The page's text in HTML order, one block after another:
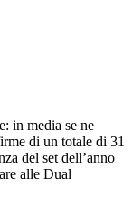
in media se ne
di un totale di 31
del set dell’anno
alle Dual